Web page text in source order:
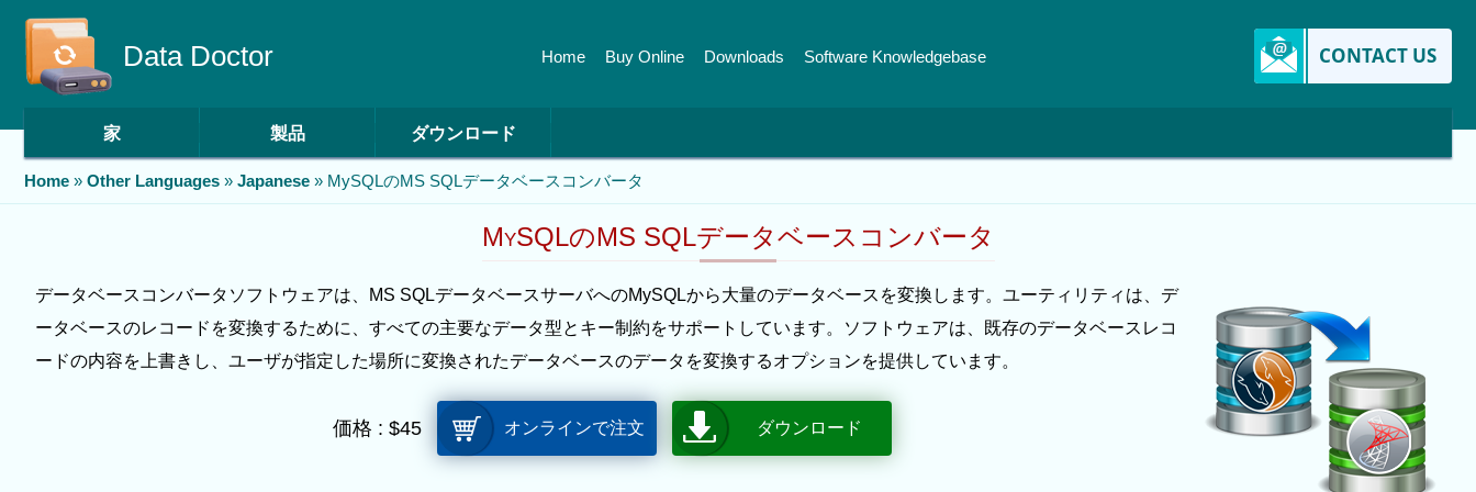
Data Doctor CONTACT US
Home Buy Online Downloads Software Knowledgebase
家 製品 ダウンロード
Home » Other Languages » Japanese » MySQLのMS SQLデータベースコンバータ
MySQLのMS SQLデータベースコンバータ
データベースコンバータソフトウェアは、MS SQLデータベースサーバへのMySQLから大量のデータベースを変換します。ユーティリティは、デ
ータベースのレコードを変換するために、すべての主要なデータ型とキー制約をサポートしています。ソフトウェアは、既存のデータベースレコ
ードの内容を上書きし、ユーザが指定した場所に変換されたデータベースのデータを変換するオプションを提供しています。
価格 : $45 オンラインで注文 ダウンロード